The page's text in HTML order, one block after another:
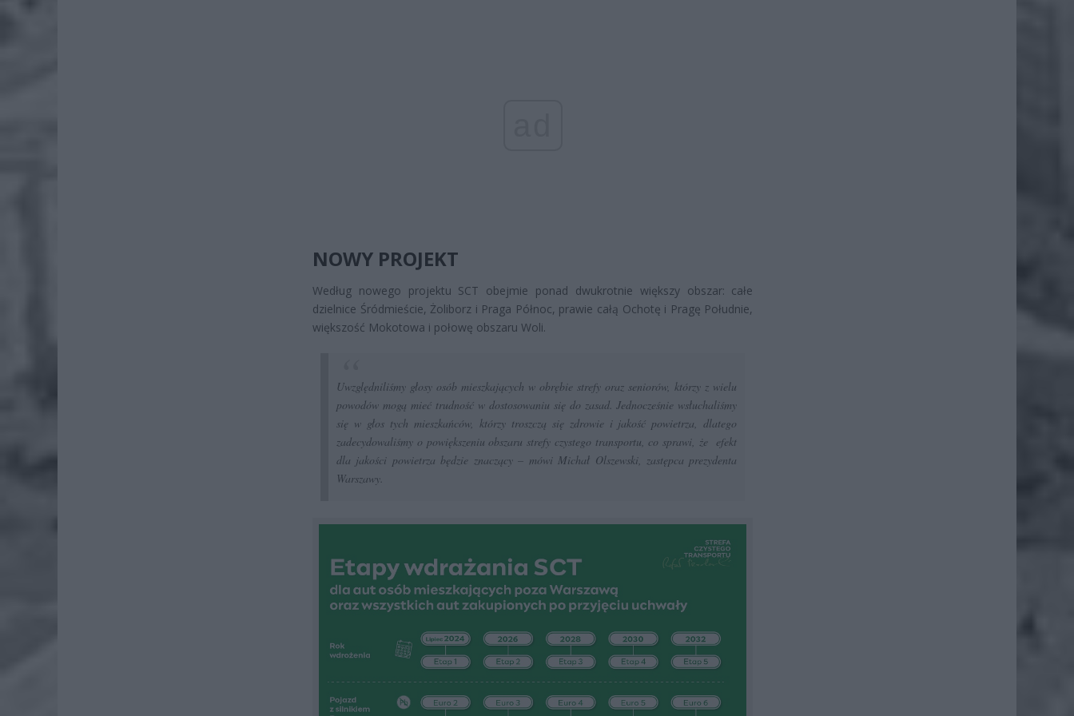
NOWY PROJEKT
Według nowego projektu SCT obejmie ponad dwukrotnie większy obszar: całe
dzielnice Śródmieście, Żoliborz i Praga Północ, prawie całą Ochotę i Pragę Południe,
większość Mokotowa i połowę obszaru Woli.
Uwzględniliśmy głosy osób mieszkających w obrębie strefy oraz seniorów, którzy z wielu
powodów mogą mieć trudność w dostosowaniu się do zasad. Jednocześnie wsłuchaliśmy
się w głos tych mieszkańców, którzy troszczą się zdrowie i jakość powietrza, dlatego
zadecydowaliśmy o powiększeniu obszaru strefy czystego transportu, co sprawi, że efekt
dla jakości powietrza będzie znaczący – mówi Michał Olszewski, zastępca prezydenta
Warszawy.